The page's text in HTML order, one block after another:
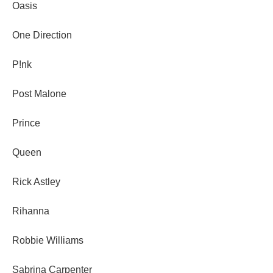
Oasis
One Direction
P!nk
Post Malone
Prince
Queen
Rick Astley
Rihanna
Robbie Williams
Sabrina Carpenter